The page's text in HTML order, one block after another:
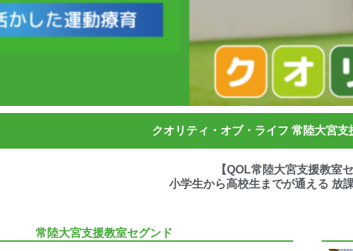
クオリティ・オブ・ライフ 常陸大宮支
【QOL常陸大宮支援教室
小学生から高校生までが通える 放
常陸大宮支援教室セグンド